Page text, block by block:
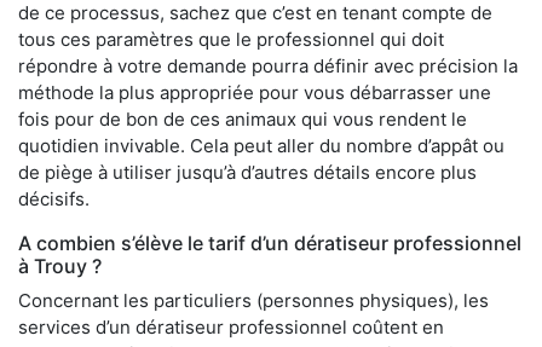
de ce processus, sachez que c’est en tenant compte de
tous ces paramètres que le professionnel qui doit
répondre à votre demande pourra définir avec précision la
méthode la plus appropriée pour vous débarrasser une
fois pour de bon de ces animaux qui vous rendent le
quotidien invivable. Cela peut aller du nombre d’appât ou
de piège à utiliser jusqu’à d’autres détails encore plus
décisifs.
A combien s’élève le tarif d’un dératiseur professionnel
à Trouy ?
Concernant les particuliers (personnes physiques), les
services d’un dératiseur professionnel coûtent en